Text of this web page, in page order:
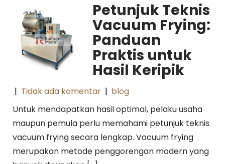
Petunjuk Teknis
Vacuum Frying:
Panduan
Praktis untuk
Hasil Keripik
| Tidak ada komentar | blog
Untuk mendapatkan hasil optimal, pelaku usaha
maupun pemula perlu memahami petunjuk teknis
vacuum frying secara lengkap. Vacuum frying
merupakan metode penggorengan modern yang